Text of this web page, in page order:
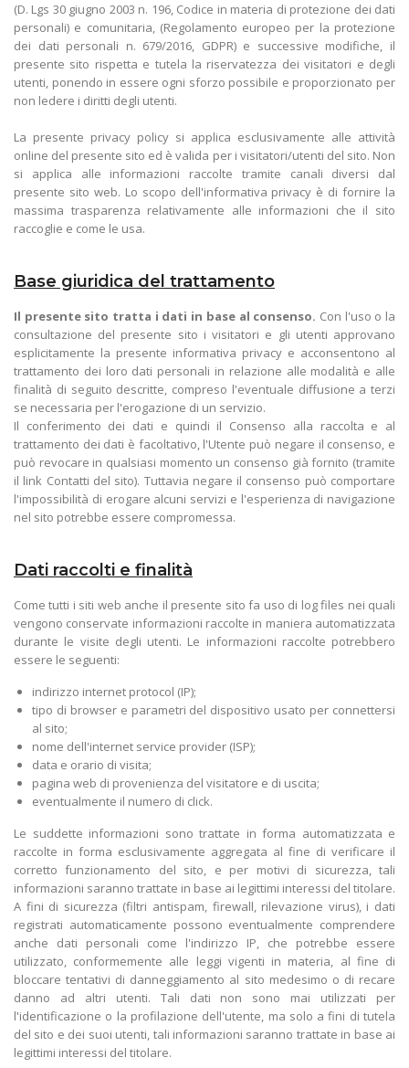
(D. Lgs 30 giugno 2003 n. 196, Codice in materia di protezione dei dati
personali) e comunitaria, (Regolamento europeo per la protezione
dei dati personali n. 679/2016, GDPR) e successive modifiche, il
presente sito rispetta e tutela la riservatezza dei visitatori e degli
utenti, ponendo in essere ogni sforzo possibile e proporzionato per
non ledere i diritti degli utenti.
La presente privacy policy si applica esclusivamente alle attività
online del presente sito ed è valida per i visitatori/utenti del sito. Non
si applica alle informazioni raccolte tramite canali diversi dal
presente sito web. Lo scopo dell'informativa privacy è di fornire la
massima trasparenza relativamente alle informazioni che il sito
raccoglie e come le usa.
Base giuridica del trattamento
Il presente sito tratta i dati in base al consenso. Con l'uso o la
consultazione del presente sito i visitatori e gli utenti approvano
esplicitamente la presente informativa privacy e acconsentono al
trattamento dei loro dati personali in relazione alle modalità e alle
finalità di seguito descritte, compreso l'eventuale diffusione a terzi
se necessaria per l'erogazione di un servizio.
Il conferimento dei dati e quindi il Consenso alla raccolta e al
trattamento dei dati è facoltativo, l'Utente può negare il consenso, e
può revocare in qualsiasi momento un consenso già fornito (tramite
il link Contatti del sito). Tuttavia negare il consenso può comportare
l'impossibilità di erogare alcuni servizi e l'esperienza di navigazione
nel sito potrebbe essere compromessa.
Dati raccolti e finalità
Come tutti i siti web anche il presente sito fa uso di log files nei quali
vengono conservate informazioni raccolte in maniera automatizzata
durante le visite degli utenti. Le informazioni raccolte potrebbero
essere le seguenti:
indirizzo internet protocol (IP);
tipo di browser e parametri del dispositivo usato per connettersi
al sito;
nome dell'internet service provider (ISP);
data e orario di visita;
pagina web di provenienza del visitatore e di uscita;
eventualmente il numero di click.
Le suddette informazioni sono trattate in forma automatizzata e
raccolte in forma esclusivamente aggregata al fine di verificare il
corretto funzionamento del sito, e per motivi di sicurezza, tali
informazioni saranno trattate in base ai legittimi interessi del titolare.
A fini di sicurezza (filtri antispam, firewall, rilevazione virus), i dati
registrati automaticamente possono eventualmente comprendere
anche dati personali come l'indirizzo IP, che potrebbe essere
utilizzato, conformemente alle leggi vigenti in materia, al fine di
bloccare tentativi di danneggiamento al sito medesimo o di recare
danno ad altri utenti. Tali dati non sono mai utilizzati per
l'identificazione o la profilazione dell'utente, ma solo a fini di tutela
del sito e dei suoi utenti, tali informazioni saranno trattate in base ai
legittimi interessi del titolare.